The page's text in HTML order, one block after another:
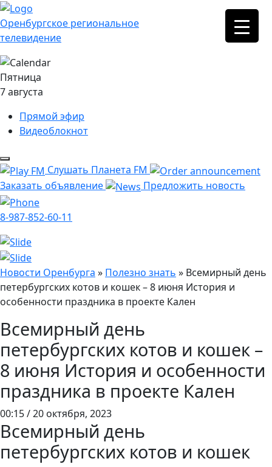
Оренбургское региональное
телевидение
Пятница
7 августа
Прямой эфир
Видеоблокнот
Слушать Планета FM
Заказать объявление
Предложить новость
8-987-852-60-11
Новости Оренбурга » Полезно знать » Всемирный день
петербургских котов и кошек – 8 июня История и
особенности праздника в проекте Кален
Всемирный день
петербургских котов и кошек –
8 июня История и особенности
праздника в проекте Кален
00:15 / 20 октября, 2023
Всемирный день
петербургских котов и кошек